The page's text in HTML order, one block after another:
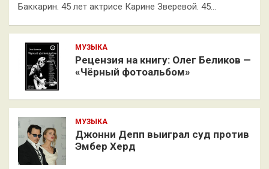
Баккарин. 45 лет актрисе Карине Зверевой. 45…
МУЗЫКА
Рецензия на книгу: Олег Беликов —
«Чёрный фотоальбом»
МУЗЫКА
Джонни Депп выиграл суд против
Эмбер Херд